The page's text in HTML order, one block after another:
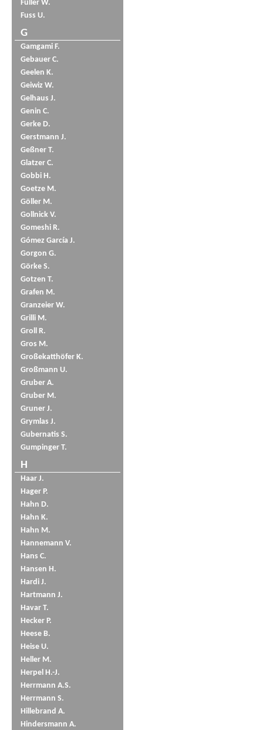
Füller W.
Fuss U.
G
Gamgami F.
Gebauer C.
Geelen K.
Geiwiz W.
Gelhaus J.
Genin C.
Gerke D.
Gerstmann J.
Geßner T.
Glatzer C.
Gobbi H.
Goetze M.
Göller M.
Gollnick V.
Gomeshi R.
Gómez García J.
Gorgon G.
Görke S.
Gotzen T.
Grafen M.
Granzeier W.
Grilli M.
Groll R.
Gros M.
Großekatthöfer K.
Großmann U.
Gruber A.
Gruber M.
Gruner J.
Grymlas J.
Gubernatis S.
Gumpinger T.
H
Haar J.
Hager P.
Hahn D.
Hahn K.
Hahn M.
Hannemann V.
Hans C.
Hansen H.
Hardi J.
Hartmann J.
Havar T.
Hecker P.
Heese B.
Heise U.
Heller M.
Herpel H.-J.
Herrmann A.S.
Herrmann S.
Hillebrand A.
Hindersmann A.